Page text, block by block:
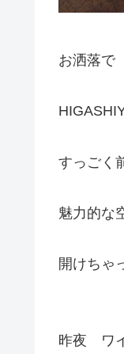
お洒落で
すっごく
魅力的
開けちゃ
昨夜 ワ